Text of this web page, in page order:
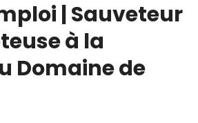
| Sauveteur
à la
Domaine de